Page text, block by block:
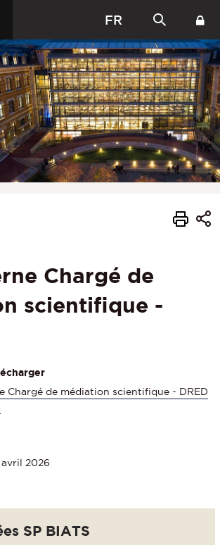
FR
Chargé de
scientifique -
Chargé de médiation scientifique - DRED
avril 2026
SP BIATS